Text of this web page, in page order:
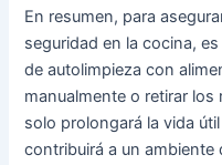
En resumen, para
seguridad en la cocina,
de autolimpieza con
manualmente o retirar
solo prolongará la vida
contribuirá a un